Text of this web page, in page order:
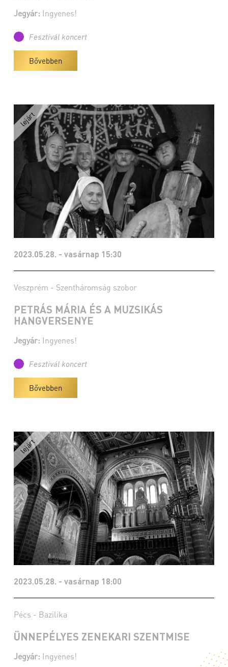
Jegyár: Ingyenes!
Fesztivál koncert
Bővebben
2023.05.28. - vasárnap 15:30
Veszprém - Szentháromság szobor
PETRÁS MÁRIA ÉS A MUZSIKÁS
HANGVERSENYE
Jegyár: Ingyenes!
Fesztivál koncert
Bővebben
2023.05.28. - vasárnap 18:00
Pécs - Bazilika
ÜNNEPÉLYES ZENEKARI SZENTMISE
Jegyár: Ingyenes!